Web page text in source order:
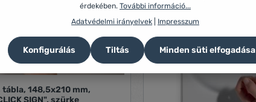
148,5x210 mm,
érdekében. További információ...
Adatvédelmi irányelvek
Impresszum
Tiltás
Konfigurálás Minden süti elfogadása